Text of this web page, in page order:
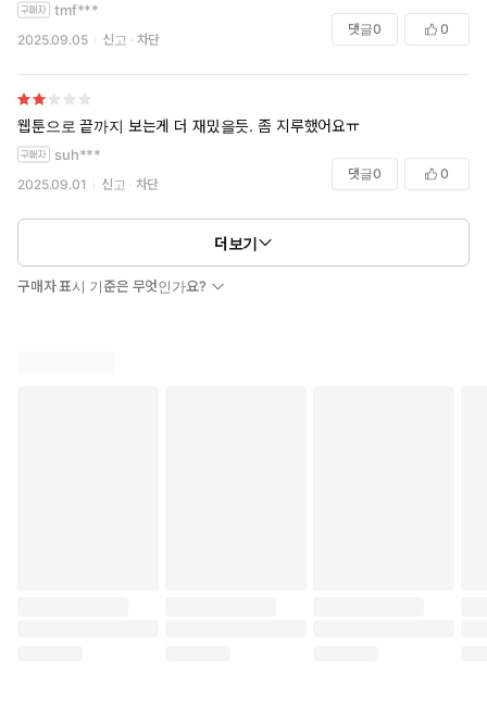
tmf***
2025.09.05 신고 차단
댓글0 0
웹툰으로 끝까지 보는게 더 재밌을듯. 좀 지루했어요ㅠ
suh***
2025.09.01 신고 차단
댓글0 0
더보기
구매자 표시 기준은 무엇인가요?